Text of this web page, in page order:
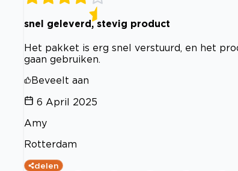
snel geleverd, stevig product
Het pakket is erg snel verstuurd, en het
gaan gebruiken.
Beveelt aan
6 April 2025
Amy
Rotterdam
delen